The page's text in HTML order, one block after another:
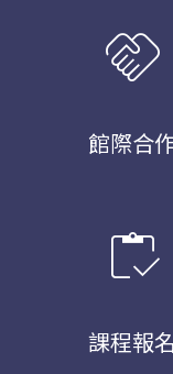
handshake
館際合
inventory
課程報名